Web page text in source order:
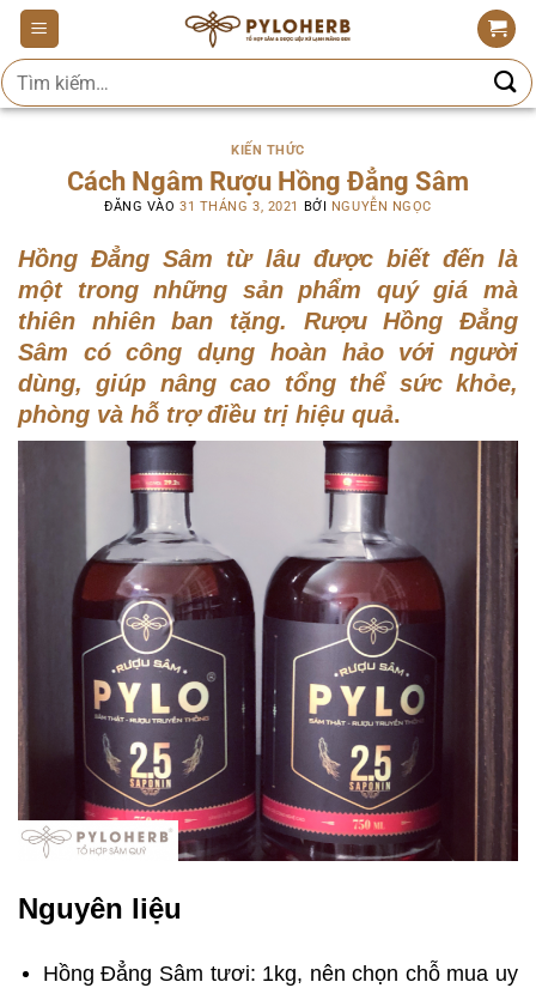
Bỏ
qua
nội
dung
Tìm
kiếm:
KIẾN THỨC
Cách Ngâm Rượu Hồng Đẳng Sâm
ĐĂNG VÀO31 THÁNG 3, 2021 BỞI NGUYỄN NGỌC
Hồng Đẳng Sâm từ lâu được biết đến là
một trong những sản phẩm quý giá mà
thiên nhiên ban tặng. Rượu Hồng Đẳng
Sâm có công dụng hoàn hảo với người
dùng, giúp nâng cao tổng thể sức khỏe,
phòng và hỗ trợ điều trị hiệu quả.
Nguyên liệu
Hồng Đẳng Sâm tươi: 1kg, nên chọn chỗ mua uy